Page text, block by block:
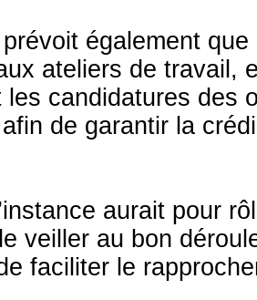
également
ateliers de travail,
les candidatures des
de garantir la
aurait pour
veiller au bon
faciliter le